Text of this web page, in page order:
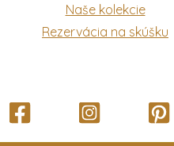
Naše kolekcie
Rezervácia na skúšku